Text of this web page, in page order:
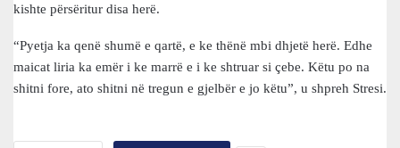
kishte përsëritur disa herë.
“Pyetja ka qenë shumë e qartë, e ke thënë mbi dhjetë herë. Edhe
maicat liria ka emër i ke marrë e i ke shtruar si çebe. Këtu po na
shitni fore, ato shitni në tregun e gjelbër e jo këtu”, u shpreh Stresi.